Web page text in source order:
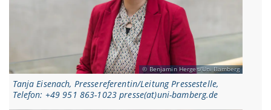
Benjamin Herges/Uni Bamberg
Tanja Eisenach, Pressereferentin/Leitung Pressestelle,
Telefon: +49 951 863-1023 presse(at)uni-bamberg.de